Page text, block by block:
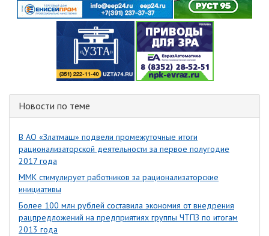
Новости по теме
В АО «Златмаш» подвели промежуточные итоги
рационализаторской деятельности за первое полугодие
2017 года
ММК стимулирует работников за рационализаторские
инициативы
Более 100 млн рублей составила экономия от внедрения
рацпредложений на предприятиях группы ЧТПЗ по итогам
2013 года